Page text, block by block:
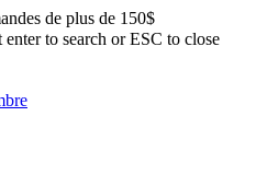
de plus de 150$
enter to search or ESC to close